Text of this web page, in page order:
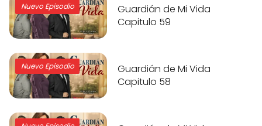
Nuevo Episodio
Guardián de Mi Vida
Capitulo 59
Nuevo Episodio
Guardián de Mi Vida
Capitulo 58